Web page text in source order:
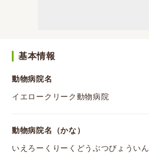
基本情報
動物病院名
イエロークリーク動物病院
動物病院名（かな）
いえろーくりーくどうぶつびょういん